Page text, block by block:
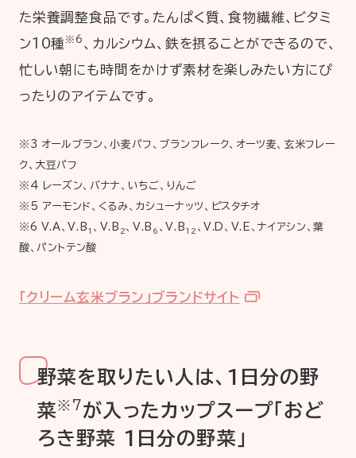
た栄養調整食品です。たんぱく質、食物繊維、ビタミ
ン10種 ※6 、カルシウム、鉄を摂ることができるので、
忙しい朝にも時間をかけず素材を楽しみたい方にぴ
ったりのアイテムです。
※3 オールブラン、小麦パフ、ブランフレーク、オーツ麦、玄米フレー
ク、大豆パフ
※4 レーズン、バナナ、いちご、りんご
※5 アーモンド、くるみ、カシューナッツ、ピスタチオ
※6 V.A、V.B 1 、V.B 2 、V.B 6 、V.B 12 、V.D、V.E、ナイアシン、葉
酸、パントテン酸
「クリーム玄米ブラン」ブランドサイト
野菜を取りたい人は、1日分の野
菜※7が入ったカップスープ「おど
ろき野菜 1日分の野菜」